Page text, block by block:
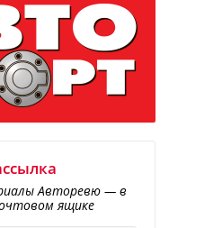
Авторевю — в
ящике